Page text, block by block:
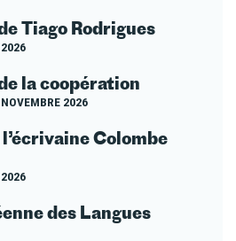
Tiago Rodrigues
la coopération
2026
Colombe
des Langues